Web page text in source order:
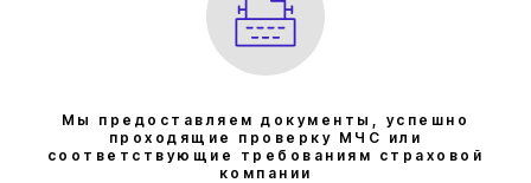
Мы предоставляем документы, успешно
проходящие проверку МЧС или
соответствующие требованиям страховой
компании